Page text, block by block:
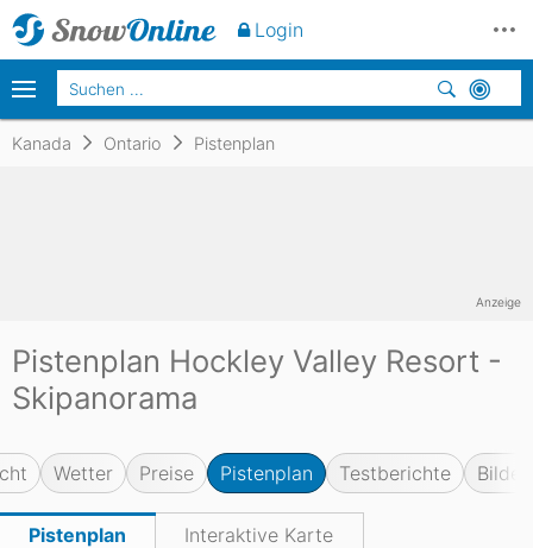
Kanada Ontario Pistenplan
Pistenplan Hockley Valley Resort -
Skipanorama
Wetter Preise Pistenplan Testberichte Bilder
Pistenplan Interaktive Karte
Anzeige
Login